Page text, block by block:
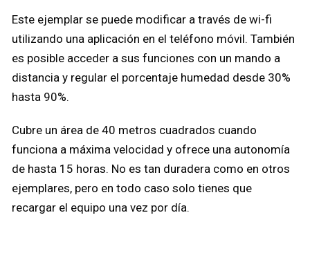
Este ejemplar se puede modificar a través de wi-fi
utilizando una aplicación en el teléfono móvil. También
es posible acceder a sus funciones con un mando a
distancia y regular el porcentaje humedad desde 30%
hasta 90%.
Cubre un área de 40 metros cuadrados cuando
funciona a máxima velocidad y ofrece una autonomía
de hasta 15 horas. No es tan duradera como en otros
ejemplares, pero en todo caso solo tienes que
recargar el equipo una vez por día.